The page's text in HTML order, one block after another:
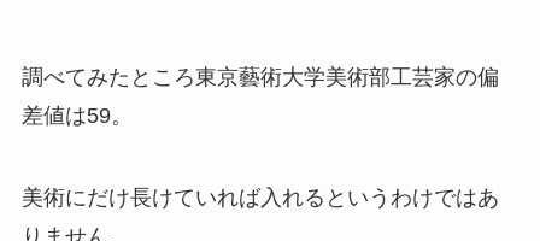
調べてみたところ東京藝術大学美術部工芸家の偏
差値は59。
美術にだけ長けていれば入れるというわけではあ
りません。